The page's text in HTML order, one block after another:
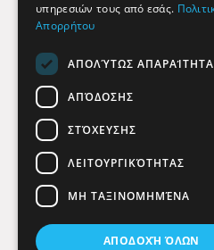
Social
υπηρεσιών τους από εσάς.
Απορρήτου
ΑΠΟΛΎΤΩΣ ΑΠΑΡΑΊΤΗΤΑ
ΑΠΌΔΟΣΗΣ
ΣΤΌΧΕΥΣΗΣ
ΛΕΙΤΟΥΡΓΙΚΌΤΗΤΑΣ
ΜΗ ΤΑΞΙΝΟΜΗΜΈΝΑ
ΑΠΟΔΟΧΉ ΌΛΩΝ